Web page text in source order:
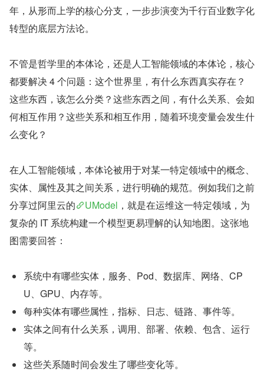
年，从形而上学的核心分支，一步步演变为千行百业数字化
转型的底层方法论。
不管是哲学里的本体论，还是人工智能领域的本体论，核心
都要解决 4 个问题：这个世界里，有什么东西真实存在？
这些东西，该怎么分类？这些东西之间，有什么关系、会如
何相互作用？这些关系和相互作用，随着环境变量会发生什
么变化？
在人工智能领域，本体论被用于对某一特定领域中的概念、
实体、属性及其之间关系，进行明确的规范。例如我们之前
分享过阿里云的
UModel ，就是在运维这一特定领域，为
复杂的 IT 系统构建一个模型更易理解的认知地图。这张地
图需要回答：
系统中有哪些实体，服务、Pod、数据库、网络、CP
U、GPU、内存等。
每种实体有哪些属性，指标、日志、链路、事件等。
实体之间有什么关系，调用、部署、依赖、包含、运行
等。
这些关系随时间会发生了哪些变化等。